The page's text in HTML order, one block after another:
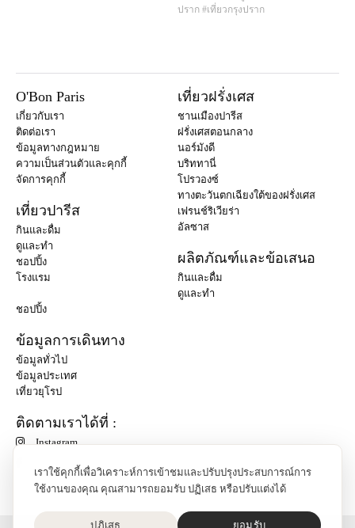
เราใช้คุกกี้เพื่อวิเคราะห์การเข้าชมและปรับปรุงประสบการณ์การ
ใช้งานของคุณ คุณสามารถยอมรับ ปฏิเสธ หรือปรับแต่งได้
ปฏิเสธ ยอมรับ
ปราก #เที่ยวกรุงปราก
O'Bon Paris
เกี่ยวกับเรา
ติดต่อเรา
ข้อมูลทางกฎหมาย
ความเป็นส่วนตัวและคุกกี้
จัดการคุกกี้
เที่ยวปารีส
กินและดื่ม
ดูและทำ
ชอปปิ้ง
โรงแรม
เที่ยวฝรั่งเศส
ชานเมืองปารีส
ฝรั่งเศสตอนกลาง
นอร์มังดี
บริททานี่
โปรวองซ์
ทางตะวันตกเฉียงใต้ของฝรั่งเศส
เฟรนช์ริเวียร่า
อัลซาส
ผลิตภัณฑ์และข้อเสนอ
กินและดื่ม
ดูและทำ
ชอปปิ้ง
ข้อมูลการเดินทาง
ข้อมูลทั่วไป
ข้อมูลประเทศ
เที่ยวยุโรป
ติดตามเราได้ที่ :
Instagram